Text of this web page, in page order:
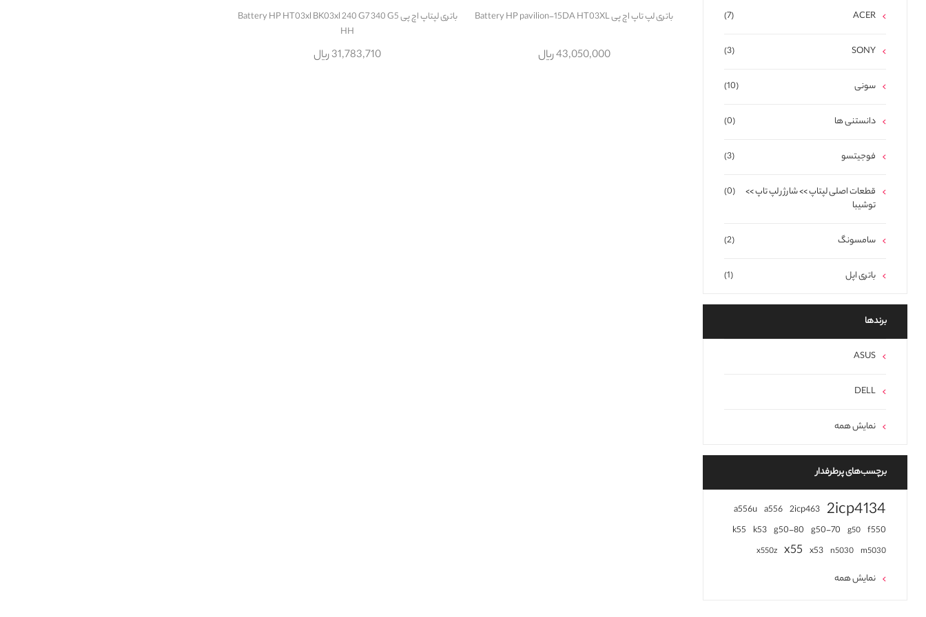
باتری لپ تاپ اچ پی Battery HP pavilion-15DA HT03XL
43,050,000 ریال
باتری لپتاپ اچ پی Battery HP HT03xl BK03xl 240 G7 340 G5
HH
31,783,710 ریال
(7) ACER
(3) SONY
(10) سونی
(0) دانستنی ها
(3) فوجیتسو
(0)
قطعات اصلی لپتاپ >> شارژر لپ تاپ >>
توشیبا
(2) سامسونگ
(1) باتری اپل
برند‌ها
ASUS
DELL
نمایش همه
برچسب‌های پرطرفدار
2icp4134
2icp463
a556
a556u
f550
g50
g50-70
g50-80
k53
k55
m5030
n5030
x53
x55
x550z
نمایش همه